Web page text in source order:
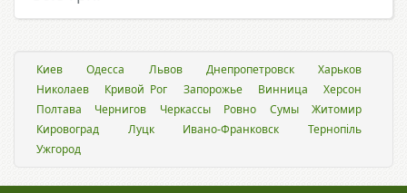
Киев Одесса Львов Днепропетровск
Харьков
Николаев
Кривой Рог Запорожье Винница
Херсон
Полтава
Чернигов Черкассы Ровно Сумы
Житомир
Кировоград
Луцк Ивано-Франковск
Тернопіль
Ужгород